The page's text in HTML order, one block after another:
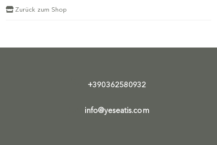
Zurück zum Shop
+390362580932
info@yeseatis.com